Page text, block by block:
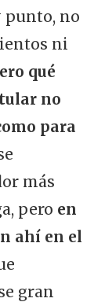
punto, no
ni
qué
no
para
más
pero en
ahí en el
gran